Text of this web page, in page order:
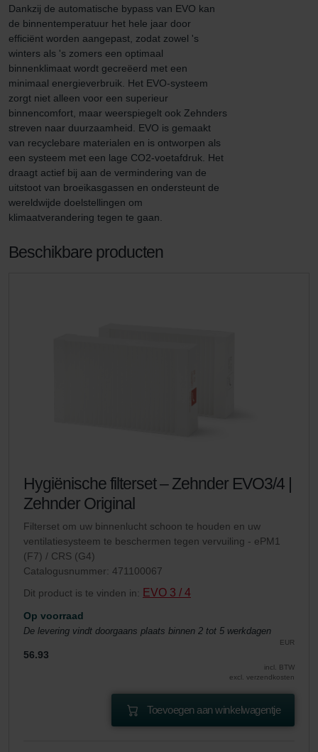
Dankzij de automatische bypass van EVO kan
de binnentemperatuur het hele jaar door
efficiënt worden aangepast, zodat zowel 's
winters als 's zomers een optimaal
binnenklimaat wordt gecreëerd met een
minimaal energieverbruik. Het EVO-systeem
zorgt niet alleen voor een superieur
binnencomfort, maar weerspiegelt ook Zehnders
streven naar duurzaamheid. EVO is gemaakt
van recyclebare materialen en is ontworpen als
een systeem met een lage CO2-voetafdruk. Het
draagt actief bij aan de vermindering van de
uitstoot van broeikasgassen en ondersteunt de
wereldwijde doelstellingen om
klimaatverandering tegen te gaan.
Beschikbare producten
Hygiënische filterset – Zehnder EVO3/4 |
Zehnder Original
Filterset om uw binnenlucht schoon te houden en uw
ventilatiesysteem te beschermen tegen vervuiling - ePM1
(F7) / CRS (G4)
Catalogusnummer: 471100067
Dit product is te vinden in: EVO 3 / 4
Op voorraad
De levering vindt doorgaans plaats binnen 2 tot 5 werkdagen
EUR
56.93
incl. BTW
excl. verzendkosten
Toevoegen aan winkelwagentje